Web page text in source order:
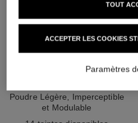
les beiges poudre belle mine
Poudre Légère, Imperceptible
et Modulable
ACCEPTER LES COOKIES
TOUT
Paramètres